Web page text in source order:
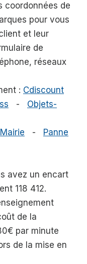
coordonnées de
pour vous
et leur
de
réseaux
: Cdiscount
- Objets-
Mairie - Panne
avez un encart
118 412.
de la
par minute
de la mise en